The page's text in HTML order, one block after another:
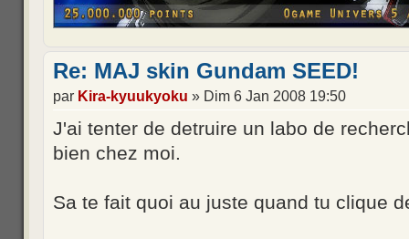
Re: MAJ skin Gundam SEED!
par Kira-kyuukyoku » Dim 6 Jan 2008 19:50
J'ai tenter de detruire un labo de
bien chez moi.
Sa te fait quoi au juste quand tu clique